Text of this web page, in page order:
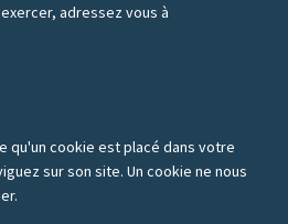
adressez vous à
qu'un cookie est placé dans votre
sur son site. Un cookie ne nous